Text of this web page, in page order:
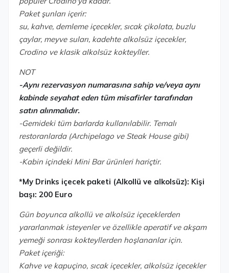
Paket şunları içerir:
su, kahve, demleme içecekler, sıcak çikolata, buzlu
çaylar, meyve suları, kadehte alkolsüz içecekler,
Crodino ve klasik alkolsüz kokteyller.
NOT
-Aynı rezervasyon numarasına sahip ve/veya aynı
kabinde seyahat eden tüm misafirler tarafından
satın alınmalıdır.
-Gemideki tüm barlarda kullanılabilir. Temalı
restoranlarda (Archipelago ve Steak House gibi)
geçerli değildir.
-Kabin içindeki Mini Bar ürünleri hariçtir.
*My Drinks içecek paketi (Alkollü ve alkolsüz): Kişi
başı: 200 Euro
Gün boyunca alkollü ve alkolsüz içeceklerden
yararlanmak isteyenler ve özellikle aperatif ve akşam
yemeği sonrası kokteyllerden hoşlananlar için.
Paket içeriği:
Kahve ve kapuçino, sıcak içecekler, alkolsüz içecekler